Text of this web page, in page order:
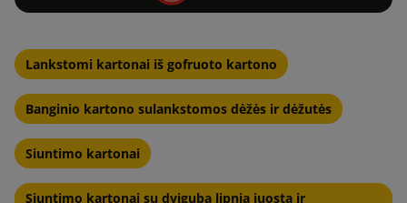
Lankstomi kartonai iš gofruoto kartono
Banginio kartono sulankstomos dėžės ir dėžutės
Siuntimo kartonai
Siuntimo kartonai su dviguba lipnia juosta ir